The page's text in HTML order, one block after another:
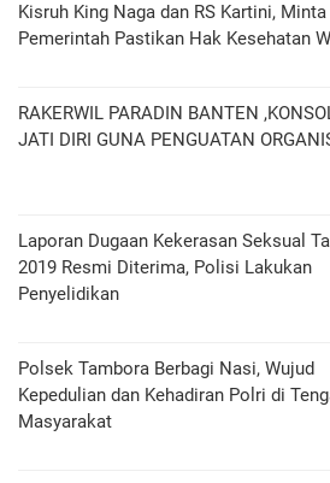
Kisruh King Naga dan RS Kartini, Minta
Pemerintah Pastikan Hak Kesehatan
RAKERWIL PARADIN BANTEN
JATI DIRI GUNA PENGUATAN
Laporan Dugaan Kekerasan Seksual
2019 Resmi Diterima, Polisi Lakukan
Penyelidikan
Polsek Tambora Berbagi Nasi, Wujud
Kepedulian dan Kehadiran Polri di
Masyarakat